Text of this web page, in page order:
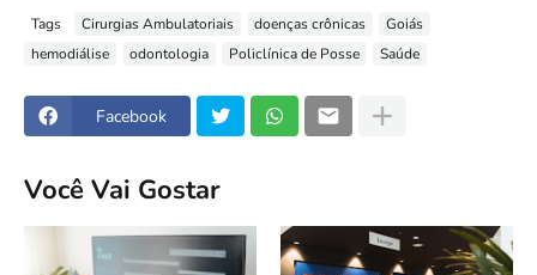
Tags Cirurgias Ambulatoriais doenças crônicas
Goiás
hemodiálise
odontologia Policlínica de Posse Saúde
Facebook
Você Vai Gostar